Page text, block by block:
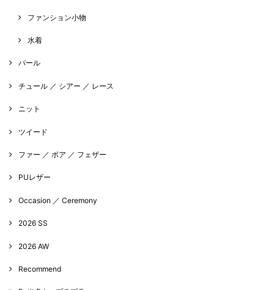
ファンション小物
水着
パール
チュール ／ シアー ／ レース
ニット
ツイード
ファー ／ ボア ／ フェザー
PUレザー
Occasion ／ Ceremony
2026 SS
2026 AW
Recommend